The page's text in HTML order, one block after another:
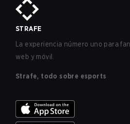
STRAFE
La experiencia número uno para
web y móvil.
Strafe, todo sobre esports